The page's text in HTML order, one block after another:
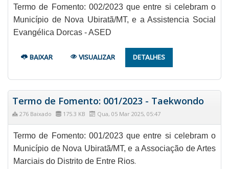
Termo de Fomento: 002/2023 que entre si celebram o
Município de Nova Ubiratã/MT, e a Assistencia Social
Evangélica Dorcas - ASED
BAIXAR VISUALIZAR DETALHES
Termo de Fomento: 001/2023 - Taekwondo
276 Baixado 175.3 KB Qua, 05 Mar 2025, 05:47
Termo de Fomento: 001/2023 que entre si celebram o
Município de Nova Ubiratã/MT, e a Associação de Artes
Marciais do Distrito de Entre Rios.